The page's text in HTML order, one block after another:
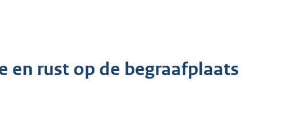
en rust op de begraafplaats